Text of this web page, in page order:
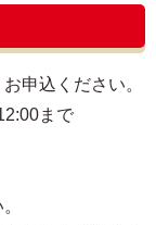
申込ください。
まで